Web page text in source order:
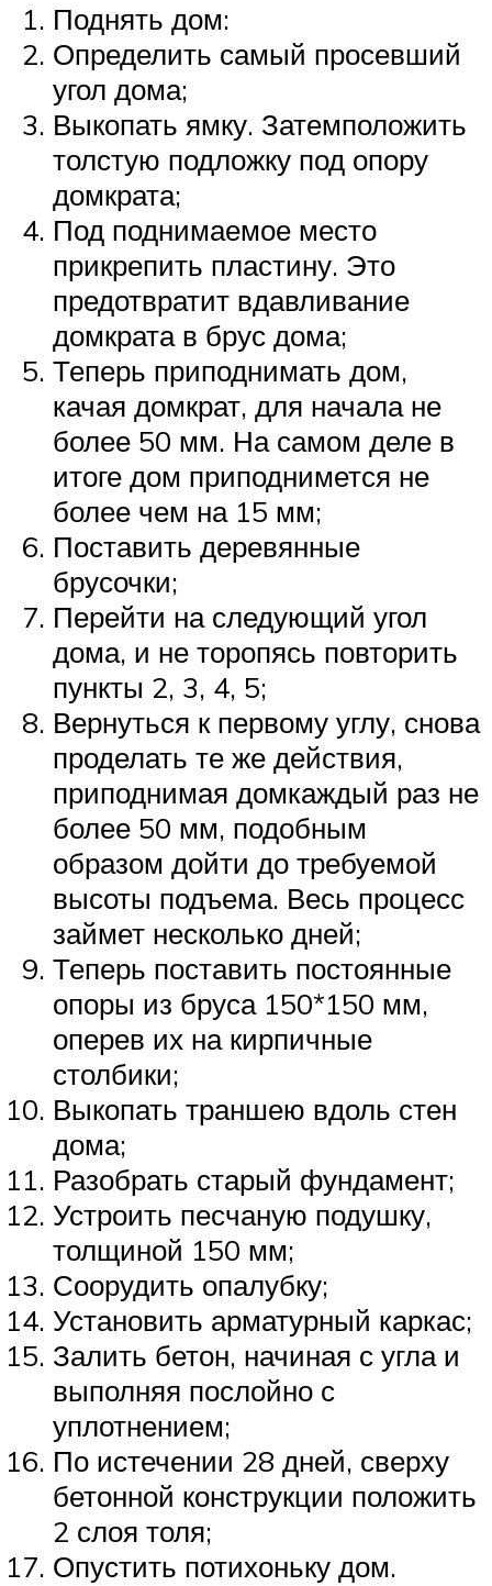
Поднять дом:
Определить самый просевший
угол дома;
Выкопать ямку. Затемположить
толстую подложку под опору
домкрата;
Под поднимаемое место
прикрепить пластину. Это
предотвратит вдавливание
домкрата в брус дома;
Теперь приподнимать дом,
качая домкрат, для начала не
более 50 мм. На самом деле в
итоге дом приподнимется не
более чем на 15 мм;
Поставить деревянные
брусочки;
Перейти на следующий угол
дома, и не торопясь повторить
пункты 2, 3, 4, 5;
Вернуться к первому углу, снова
проделать те же действия,
приподнимая домкаждый раз не
более 50 мм, подобным
образом дойти до требуемой
высоты подъема. Весь процесс
займет несколько дней;
Теперь поставить постоянные
опоры из бруса 150*150 мм,
оперев их на кирпичные
столбики;
Выкопать траншею вдоль стен
дома;
Разобрать старый фундамент;
Устроить песчаную подушку,
толщиной 150 мм;
Соорудить опалубку;
Установить арматурный каркас;
Залить бетон, начиная с угла и
выполняя послойно с
уплотнением;
По истечении 28 дней, сверху
бетонной конструкции положить
2 слоя толя;
Опустить потихоньку дом.